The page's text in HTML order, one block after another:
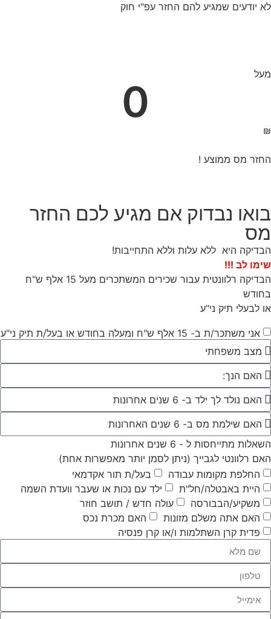
לא יודעים שמגיע להם החזר עפ"י חוק
מעל
0
₪
החזר מס ממוצע !
בואו נבדוק אם מגיע לכם החזר
מס
הבדיקה היא ללא עלות וללא התחייבות!
שימו לב !!!
הבדיקה רלוונטית עבור שכירים המשתכרים מעל 15 אלף ש"ח
בחודש
או לבעלי תיק ני"ע
אני משתכר/ת ב- 15 אלף ש"ח ומעלה בחודש או בעל/ת תיק ני"ע
השאלות מתייחסות ל - 6 שנים אחרונות
האם רלוונטי לגבייך (ניתן לסמן יותר מאפשרות אחת)
החלפת מקומות עבודה
בעל/ת תור אקדמאי
היית באבטלה/חל"ת
ילד עם נכות או שעבר וועדת השמה
משקיע/הבבורסה
עולה חדש / תושב חוזר
האם אתה משלם מזונות
האם מכרת נכס
פדית קרן השתלמות ו/או קרן פנסיה